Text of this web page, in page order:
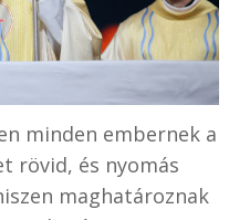
minden embernek a
rövid, és nyomás
maghatároznak